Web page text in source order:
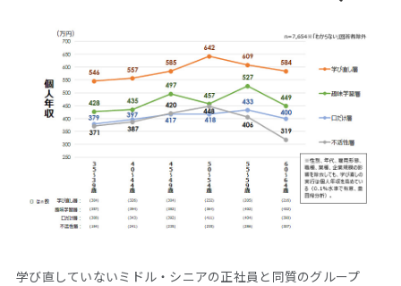
学び直していないミドル・シニアの正社員と同質のグループ